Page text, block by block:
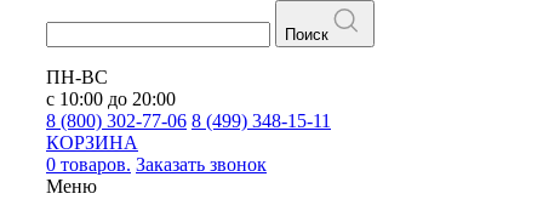
Поиск
ПН-ВС
с 10:00 до 20:00
8 (800) 302-77-06 8 (499) 348-15-11
КОРЗИНА
0 товаров. Заказать звонок
Меню